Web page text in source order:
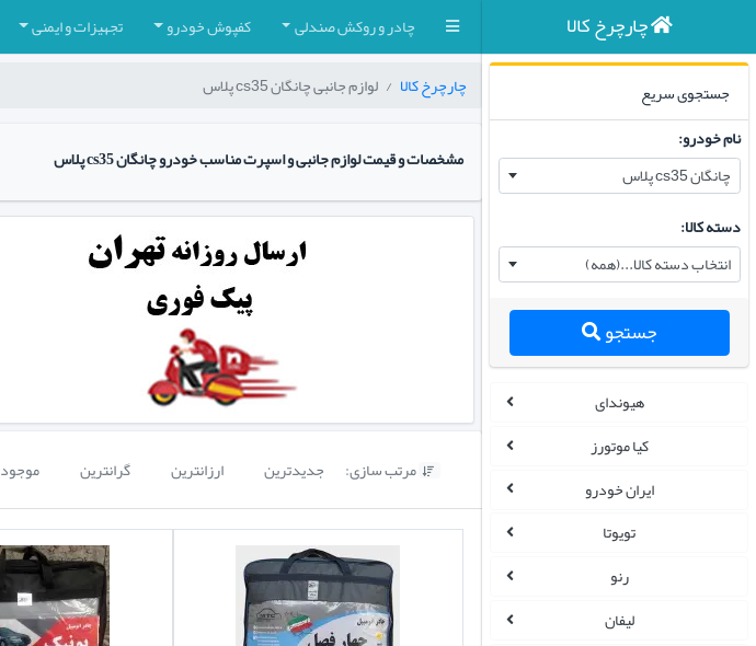
چادر و روکش صندلی کفپوش خودرو تجهیزات و ایمنی چارچرخ کالا
جستجوی سریع
نام خودرو:
چانگان cs35 پلاس
دسته کالا:
انتخاب دسته کالا...(همه)
جستجو
هیوندای
کیا موتورز
ایران خودرو
تویوتا
رنو
لیفان
چارچرخ کالا لوازم جانبی چانگان cs35 پلاس
مشخصات و قیمت لوازم جانبی و اسپرت مناسب خودرو چانگان cs35 پلاس
 مرتب سازی: جدیدترین ارزانترین گرانترین موجود